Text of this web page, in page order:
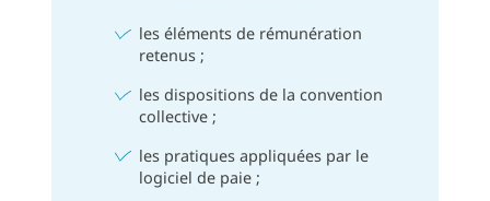
les éléments de rémunération
retenus ;
les dispositions de la convention
collective ;
les pratiques appliquées par le
logiciel de paie ;